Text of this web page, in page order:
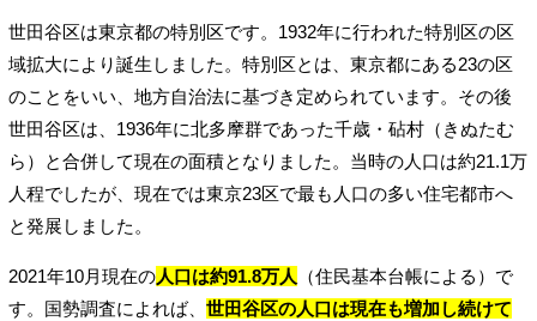
世田谷区は東京都の特別区です。1932年に行われた特別区の区
域拡大により誕生しました。特別区とは、東京都にある23の区
のことをいい、地方自治法に基づき定められています。その後
世田谷区は、1936年に北多摩群であった千歳・砧村（きぬたむ
ら）と合併して現在の面積となりました。当時の人口は約21.1万
人程でしたが、現在では東京23区で最も人口の多い住宅都市へ
と発展しました。
2021年10月現在の人口は約91.8万人 （住民基本台帳による）で
す。国勢調査によれば、 世田谷区の人口は現在も増加し続けて